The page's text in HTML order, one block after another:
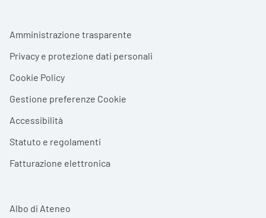
Footer menu
Amministrazione trasparente
Privacy e protezione dati personali
Cookie Policy
Gestione preferenze Cookie
Accessibilità
Statuto e regolamenti
Fatturazione elettronica
Albo di Ateneo